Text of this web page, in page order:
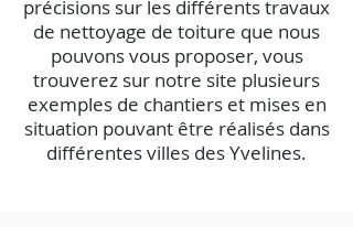
précisions sur les différents travaux
de nettoyage de toiture que nous
pouvons vous proposer, vous
trouverez sur notre site plusieurs
exemples de chantiers et mises en
situation pouvant être réalisés dans
différentes villes des Yvelines.